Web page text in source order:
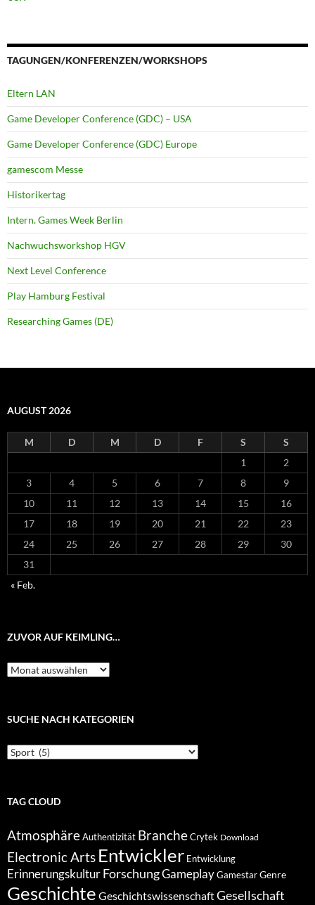
TAGUNGEN/KONFERENZEN/WORKSHOPS
Eltern LAN
Game Developer Conference (GDC) – USA
Game Developer Conference (GDC) Europe
gamescom Messe
Historikertag
Intern. Games Week Berlin
Nachwuchsworkshop HGV
Next Level Conference
Play Hamburg Festival
Researching Games (DE)
AUGUST 2026
M D M D F S
S
1
2
3
4 5 6 7 8
9
10
11 12 13 14 15
16
17
18 19 20 21 22
23
24
25 26 27 28 29
30
31
« Feb.
ZUVOR AUF KEIMLING…
Zuvor
auf
SUCHE NACH KATEGORIEN
Suche
nach
TAG CLOUD
Atmosphäre Authentizität Branche Crytek Download
Electronic Arts Entwickler Entwicklung
Erinnerungskultur ForschungGameplay Gamestar Genre
Geschichte GeschichtswissenschaftGesellschaft